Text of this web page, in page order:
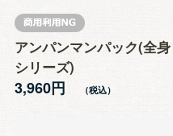
アンパンマンパック(全身
シリーズ)
3,960円